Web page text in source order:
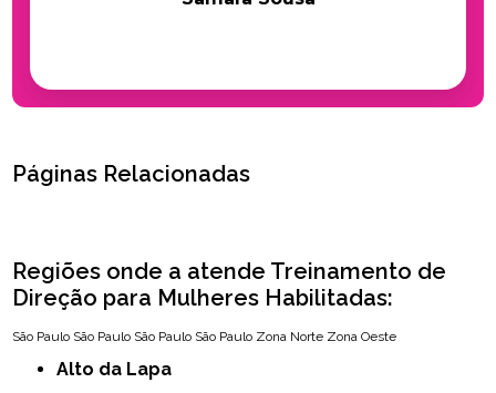
Páginas Relacionadas
Regiões onde a atende Treinamento de
Direção para Mulheres Habilitadas:
São Paulo São Paulo São Paulo São Paulo Zona Norte Zona Oeste
Alto da Lapa